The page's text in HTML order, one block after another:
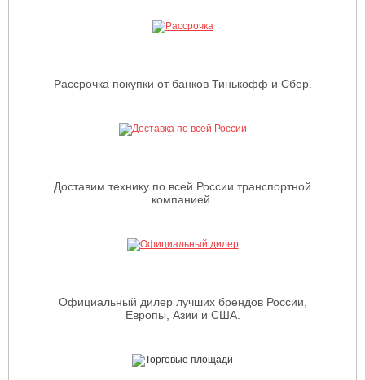
Рассрочка покупки от банков Тинькофф и Сбер.
Доставим технику по всей России транспортной
компанией.
Официальный дилер лучших брендов России,
Европы, Азии и США.